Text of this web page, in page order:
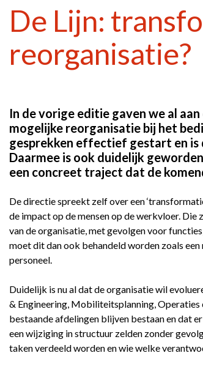
De Lijn:
reorganisatie?
In de vorige editie gaven we al
mogelijke reorganisatie bij het
gesprekken effectief gestart en is
Daarmee is ook duidelijk
een concreet traject dat de
De directie spreekt zelf over een
de impact op de mensen op de werkvloer.
van de organisatie, met gevolgen voor
moet dit dan ook behandeld worden zoals
personeel.
Duidelijk is nu al dat de organisatie wil
& Engineering, Mobiliteitsplanning,
bestaande afdelingen blijven bestaan en dat
een wijziging in structuur zelden zonder
taken verdeeld worden en wie welke